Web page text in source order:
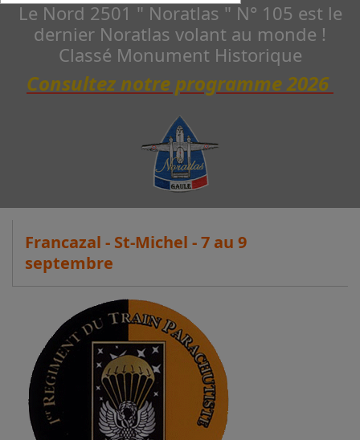
Le Nord 2501 " Noratlas " N° 105 est le
dernier Noratlas volant au monde !
Classé Monument Historique
Consultez notre programme 2026
Francazal - St-Michel - 7 au 9
septembre